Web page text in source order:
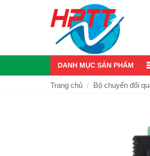
DANH MỤC SẢN PHẨM
Trang chủ Bộ chuyển đổi